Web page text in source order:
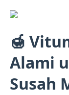
🍯
Alami
Susah